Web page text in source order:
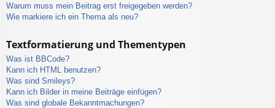
Warum muss mein Beitrag erst freigegeben werden?
Wie markiere ich ein Thema als neu?
Textformatierung und Thementypen
Was ist BBCode?
Kann ich HTML benutzen?
Was sind Smileys?
Kann ich Bilder in meine Beiträge einfügen?
Was sind globale Bekanntmachungen?